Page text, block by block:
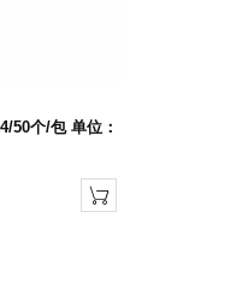
50个/包 单位：
